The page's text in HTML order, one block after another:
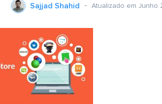
Sajjad Shahid Atualizado em Junho